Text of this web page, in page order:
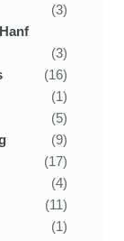
(3)
(3)
(16)
(1)
(5)
(9)
(17)
(4)
(11)
(1)